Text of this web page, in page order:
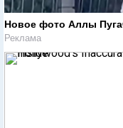
Новое фото Аллы
Реклама